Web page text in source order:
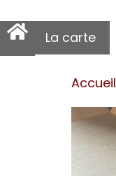
La carte
Accueil